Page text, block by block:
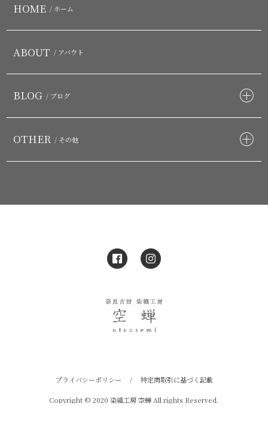
HOME / ホーム
ABOUT / アバウト
BLOG / ブログ
OTHER / その他
プライバシーポリシー / 特定商取引に基づく記載
Copyright © 2020 染織工房 空蝉 All rights Reserved.